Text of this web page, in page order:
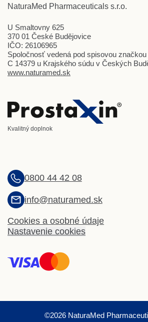
NaturaMed Pharmaceuticals s.r.o.
U Smaltovny 625
370 01 České Budějovice
IČO: 26106965
Spoločnosť vedená pod spisovou značkou
C 14379 u Krajského súdu v Českých
www.naturamed.sk
Kvalitný doplnok
0800 44 42 08
info@naturamed.sk
Cookies a osobné údaje
Nastavenie cookies
©2026 NaturaMed